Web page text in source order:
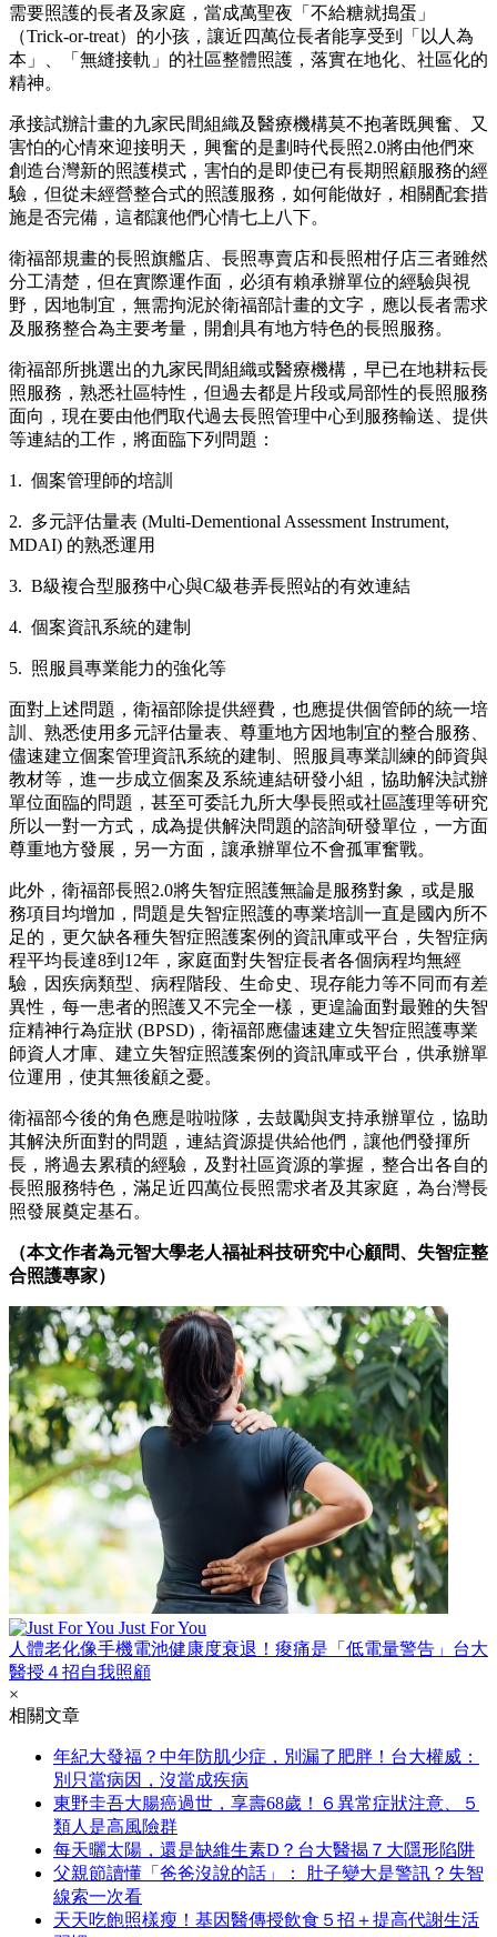
需要照護的長者及家庭，當成萬聖夜「不給糖就搗蛋」
（Trick-or-treat）的小孩，讓近四萬位長者能享受到「以人為
本」、「無縫接軌」的社區整體照護，落實在地化、社區化的
精神。
承接試辦計畫的九家民間組織及醫療機構莫不抱著既興奮、又
害怕的心情來迎接明天，興奮的是劃時代長照2.0將由他們來
創造台灣新的照護模式，害怕的是即使已有長期照顧服務的經
驗，但從未經營整合式的照護服務，如何能做好，相關配套措
施是否完備，這都讓他們心情七上八下。
衛福部規畫的長照旗艦店、長照專賣店和長照柑仔店三者雖然
分工清楚，但在實際運作面，必須有賴承辦單位的經驗與視
野，因地制宜，無需拘泥於衛福部計畫的文字，應以長者需求
及服務整合為主要考量，開創具有地方特色的長照服務。
衛福部所挑選出的九家民間組織或醫療機構，早已在地耕耘長
照服務，熟悉社區特性，但過去都是片段或局部性的長照服務
面向，現在要由他們取代過去長照管理中心到服務輸送、提供
等連結的工作，將面臨下列問題：
1. 個案管理師的培訓
2. 多元評估量表 (Multi-Dementional Assessment Instrument,
MDAI) 的熟悉運用
3. B級複合型服務中心與C級巷弄長照站的有效連結
4. 個案資訊系統的建制
5. 照服員專業能力的強化等
面對上述問題，衛福部除提供經費，也應提供個管師的統一培
訓、熟悉使用多元評估量表、尊重地方因地制宜的整合服務、
儘速建立個案管理資訊系統的建制、照服員專業訓練的師資與
教材等，進一步成立個案及系統連結研發小組，協助解決試辦
單位面臨的問題，甚至可委託九所大學長照或社區護理等研究
所以一對一方式，成為提供解決問題的諮詢研發單位，一方面
尊重地方發展，另一方面，讓承辦單位不會孤軍奮戰。
此外，衛福部長照2.0將失智症照護無論是服務對象，或是服
務項目均增加，問題是失智症照護的專業培訓一直是國內所不
足的，更欠缺各種失智症照護案例的資訊庫或平台，失智症病
程平均長達8到12年，家庭面對失智症長者各個病程均無經
驗，因疾病類型、病程階段、生命史、現存能力等不同而有差
異性，每一患者的照護又不完全一樣，更遑論面對最難的失智
症精神行為症狀 (BPSD)，衛福部應儘速建立失智症照護專業
師資人才庫、建立失智症照護案例的資訊庫或平台，供承辦單
位運用，使其無後顧之憂。
衛福部今後的角色應是啦啦隊，去鼓勵與支持承辦單位，協助
其解決所面對的問題，連結資源提供給他們，讓他們發揮所
長，將過去累積的經驗，及對社區資源的掌握，整合出各自的
長照服務特色，滿足近四萬位長照需求者及其家庭，為台灣長
照發展奠定基石。
（本文作者為元智大學老人福祉科技研究中心顧問、失智症整
合照護專家）
Just For You
人體老化像手機電池健康度衰退！痠痛是「低電量警告」台大
醫授４招自我照顧
×
相關文章
年紀大發福？中年防肌少症，別漏了肥胖！台大權威：
別只當病因，沒當成疾病
東野圭吾大腸癌過世，享壽68歲！６異常症狀注意、５
類人是高風險群
每天曬太陽，還是缺維生素D？台大醫揭７大隱形陷阱
父親節讀懂「爸爸沒說的話」： 肚子變大是警訊？失智
線索一次看
天天吃飽照樣瘦！基因醫傳授飲食５招＋提高代謝生活